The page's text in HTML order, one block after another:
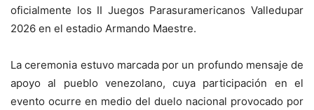
oficialmente los II Juegos Parasuramericanos Valledupar
2026 en el estadio Armando Maestre.
La ceremonia estuvo marcada por un profundo mensaje de
apoyo al pueblo venezolano, cuya participación en el
evento ocurre en medio del duelo nacional provocado por